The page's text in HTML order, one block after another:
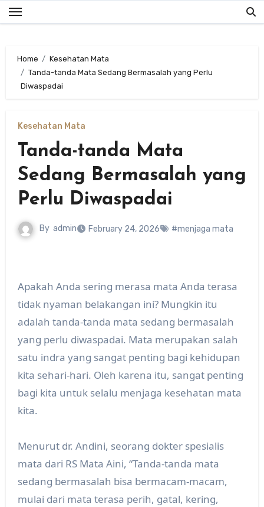
Skip
to
Home
Kesehatan Mata
Tanda-tanda Mata Sedang Bermasalah yang Perlu
Diwaspadai
Kesehatan Mata
Tanda-tanda Mata
Sedang Bermasalah yang
Perlu Diwaspadai
By admin February 24, 2026 #menjaga mata
Apakah Anda sering merasa mata Anda terasa
tidak nyaman belakangan ini? Mungkin itu
adalah tanda-tanda mata sedang bermasalah
yang perlu diwaspadai. Mata merupakan salah
satu indra yang sangat penting bagi kehidupan
kita sehari-hari. Oleh karena itu, sangat penting
bagi kita untuk selalu menjaga kesehatan mata
kita.
Menurut dr. Andini, seorang dokter spesialis
mata dari RS Mata Aini, “Tanda-tanda mata
sedang bermasalah bisa bermacam-macam,
mulai dari mata terasa perih, gatal, kering,